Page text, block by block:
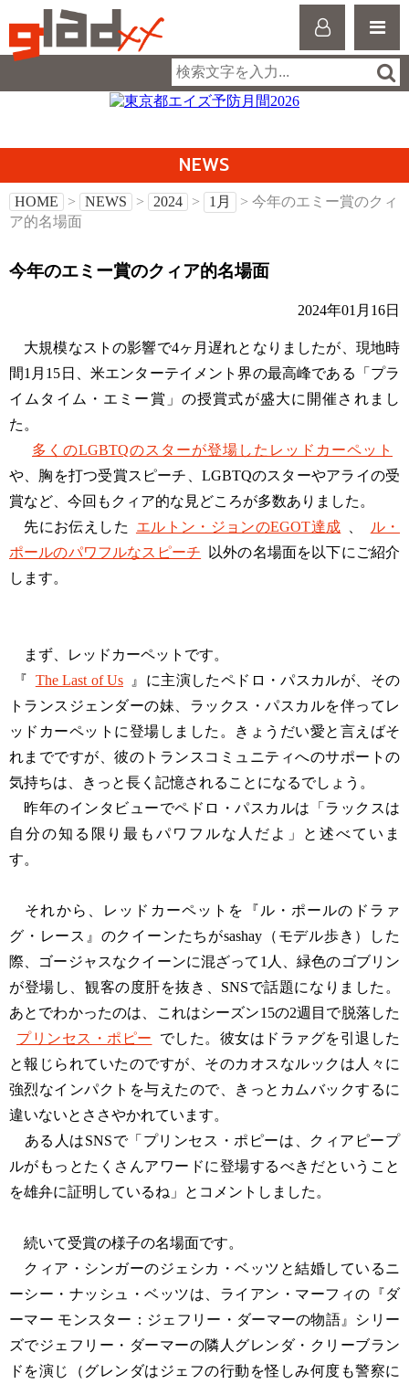
NEWS
HOME > NEWS > 2024 > 1月
> 今年のエミー賞のクィ
ア的名場面
今年のエミー賞のクィア的名場面
2024年01月16日
大規模なストの影響で4ヶ月遅れとなりましたが、現地時
間1月15日、米エンターテイメント界の最高峰である「プラ
イムタイム・エミー賞」の授賞式が盛大に開催されまし
た。
多くのLGBTQのスターが登場したレッドカーペット
や、胸を打つ受賞スピーチ、LGBTQのスターやアライの受
賞など、今回もクィア的な見どころが多数ありました。
先にお伝えした
エルトン・ジョンのEGOT達成
ル・
ポールのパワフルなスピーチ
以外の名場面を以下にご紹介
します。
まず、レッドカーペットです。
『 The Last of Us
』に主演したペドロ・パスカルが、その
トランスジェンダーの妹、ラックス・パスカルを伴ってレ
ッドカーペットに登場しました。きょうだい愛と言えばそ
れまでですが、彼のトランスコミュニティへのサポートの
気持ちは、きっと長く記憶されることになるでしょう。
昨年のインタビューでペドロ・パスカルは「ラックスは
自分の知る限り最もパワフルな人だよ」と述べていま
す。
それから、レッドカーペットを『ル・ポールのドラァ
グ・レース』のクイーンたちがsashay（モデル歩き）した
際、ゴージャスなクイーンに混ざって1人、緑色のゴブリン
が登場し、観客の度肝を抜き、SNSで話題になりました。
あとでわかったのは、これはシーズン15の2週目で脱落した
プリンセス・ポピー
でした。彼女はドラァグを引退した
と報じられていたのですが、そのカオスなルックは人々に
強烈なインパクトを与えたので、きっとカムバックするに
違いないとささやかれています。
ある人はSNSで「プリンセス・ポピーは、クィアピープ
ルがもっとたくさんアワードに登場するべきだということ
を雄弁に証明しているね」とコメントしました。
続いて受賞の様子の名場面です。
クィア・シンガーのジェシカ・ベッツと結婚しているニ
ーシー・ナッシュ・ベッツは、ライアン・マーフィの『ダ
ーマー モンスター：ジェフリー・ダーマーの物語』シリー
ズでジェフリー・ダーマーの隣人グレンダ・クリーブラン
ドを演じ（グレンダはジェフの行動を怪しみ何度も警察に